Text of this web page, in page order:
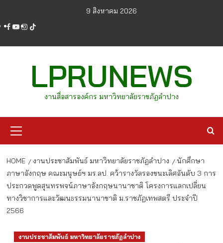
content
9 สิงหาคม 2026
facebook
youtube
instagram
tiktok
LPRUNEWS
งานสื่อสารองค์กร มหาวิทยาลัยราชภัฏลำปาง
Menu
HOME งานประชาสัมพันธ์ มหาวิทยาลัยราชภัฏลำปาง
นักศึกษา
ภาษาอังกฤษ คณะมนุษย์ฯ มร.ลป. คว้ารางวัลรองชนะเลิศอันดับ 3 การ
ประกวดพูดสุนทรพจน์ภาษาอังกฤษนานาชาติ โครงการแลกเปลี่ยน
ทางวิชาการและวัฒนธรรมนานาชาติ ม.ราชภัฏเทพสตรี ประจำปี
2566
งานประชาสัมพันธ์ มหาวิทยาลัยราชภัฏลำปาง